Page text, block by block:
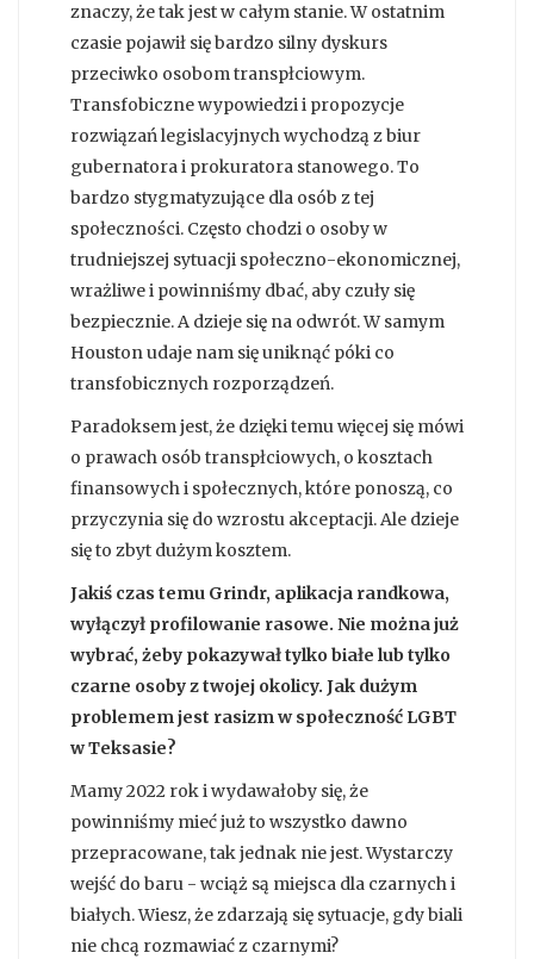
znaczy, że tak jest w całym stanie. W ostatnim
czasie pojawił się bardzo silny dyskurs
przeciwko osobom transpłciowym.
Transfobiczne wypowiedzi i propozycje
rozwiązań legislacyjnych wychodzą z biur
gubernatora i prokuratora stanowego. To
bardzo stygmatyzujące dla osób z tej
społeczności. Często chodzi o osoby w
trudniejszej sytuacji społeczno-ekonomicznej,
wrażliwe i powinniśmy dbać, aby czuły się
bezpiecznie. A dzieje się na odwrót. W samym
Houston udaje nam się uniknąć póki co
transfobicznych rozporządzeń.
Paradoksem jest, że dzięki temu więcej się mówi
o prawach osób transpłciowych, o kosztach
finansowych i społecznych, które ponoszą, co
przyczynia się do wzrostu akceptacji. Ale dzieje
się to zbyt dużym kosztem.
Jakiś czas temu Grindr, aplikacja randkowa,
wyłączył profilowanie rasowe. Nie można już
wybrać, żeby pokazywał tylko białe lub tylko
czarne osoby z twojej okolicy. Jak dużym
problemem jest rasizm w społeczność LGBT
w Teksasie?
Mamy 2022 rok i wydawałoby się, że
powinniśmy mieć już to wszystko dawno
przepracowane, tak jednak nie jest. Wystarczy
wejść do baru - wciąż są miejsca dla czarnych i
białych. Wiesz, że zdarzają się sytuacje, gdy biali
nie chcą rozmawiać z czarnymi?